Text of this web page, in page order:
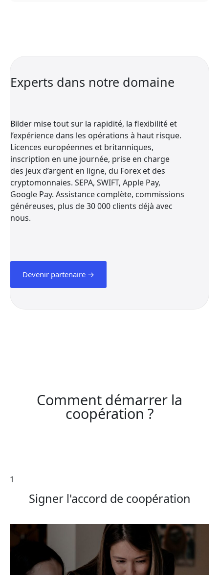
Experts dans notre domaine
Bilder mise tout sur la rapidité, la flexibilité et
l’expérience dans les opérations à haut risque.
Licences européennes et britanniques,
inscription en une journée, prise en charge
des jeux d’argent en ligne, du Forex et des
cryptomonnaies. SEPA, SWIFT, Apple Pay,
Google Pay. Assistance complète, commissions
généreuses, plus de 30 000 clients déjà avec
nous.
Devenir partenaire →
Comment démarrer la
coopération ?
1
Signer l'accord de coopération